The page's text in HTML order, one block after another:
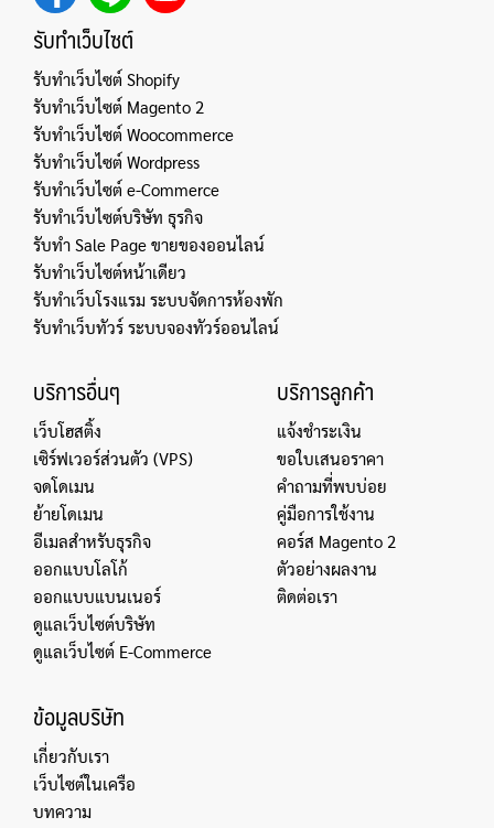
รับทำเว็บไซต์
รับทำเว็บไซต์ Shopify
รับทำเว็บไซต์ Magento 2
รับทำเว็บไซต์ Woocommerce
รับทำเว็บไซต์ Wordpress
รับทำเว็บไซต์ e-Commerce
รับทำเว็บไซต์บริษัท ธุรกิจ
รับทำ Sale Page ขายของออนไลน์
รับทำเว็บไซต์หน้าเดียว
รับทำเว็บโรงแรม ระบบจัดการห้องพัก
รับทำเว็บทัวร์ ระบบจองทัวร์ออนไลน์
บริการอื่นๆ
เว็บโฮสติ้ง
เซิร์ฟเวอร์ส่วนตัว (VPS)
จดโดเมน
ย้ายโดเมน
อีเมลสำหรับธุรกิจ
ออกแบบโลโก้
ออกแบบแบนเนอร์
ดูแลเว็บไซต์บริษัท
ดูแลเว็บไซต์ E-Commerce
บริการลูกค้า
แจ้งชำระเงิน
ขอใบเสนอราคา
คำถามที่พบบ่อย
คู่มือการใช้งาน
คอร์ส Magento 2
ตัวอย่างผลงาน
ติดต่อเรา
ข้อมูลบริษัท
เกี่ยวกับเรา
เว็บไซต์ในเครือ
บทความ